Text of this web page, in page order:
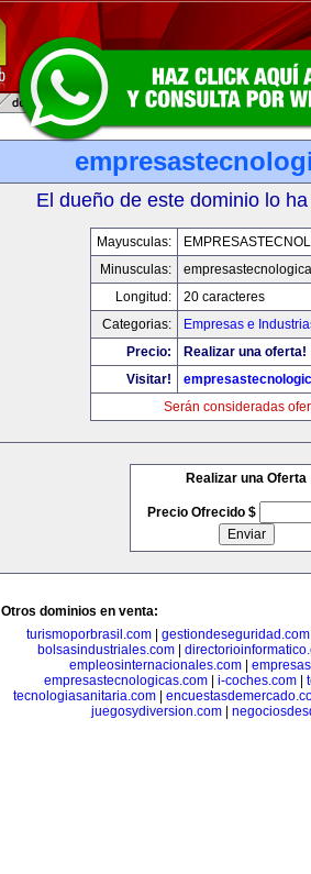
El dueño de este dominio lo
Mayusculas:
Minusculas:
Longitud:
20 caracteres
Categorias:
Empresas e
Precio:
Realizar una oferta!
Visitar!
Serán consideradas
Realizar una Oferta
Precio Ofrecido $
Otros dominios en venta:
turismoporbrasil.com| gestiondeseguridad.com
bolsasindustriales.com
empleosinternacionales.com
empresastecnologicas.com
i-coches.com
tecnologiasanitaria.com|
juegosydiversion.com|